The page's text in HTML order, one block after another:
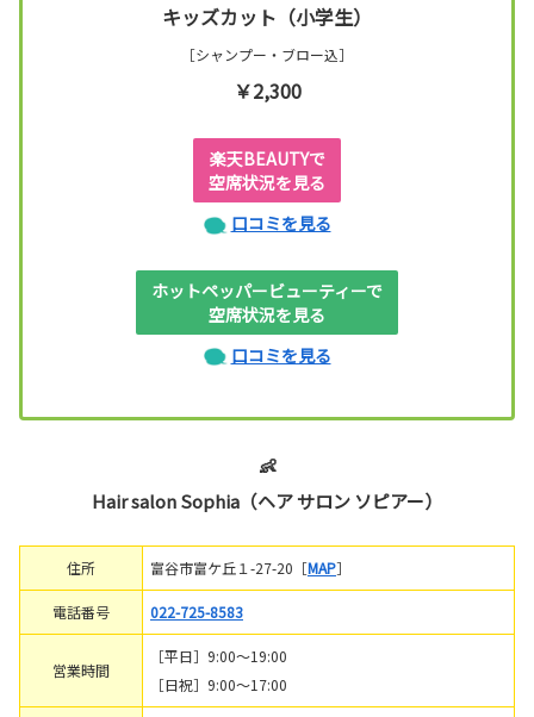
キッズカット（小学生）
［シャンプー・ブロー込］
￥2,300
楽天BEAUTYで
空席状況を見る
口コミを見る
ホットペッパービューティーで
空席状況を見る
口コミを見る
👶
Hair salon Sophia（ヘア サロン ソピアー）
住所 富谷市富ケ丘１-27-20［MAP］
電話番号 022-725-8583
営業時間
［平日］9:00～19:00
［日祝］9:00～17:00